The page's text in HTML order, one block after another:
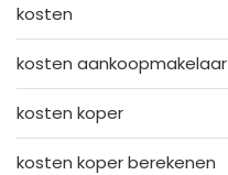
kosten
kosten aankoopmakelaar
kosten koper
kosten koper berekenen